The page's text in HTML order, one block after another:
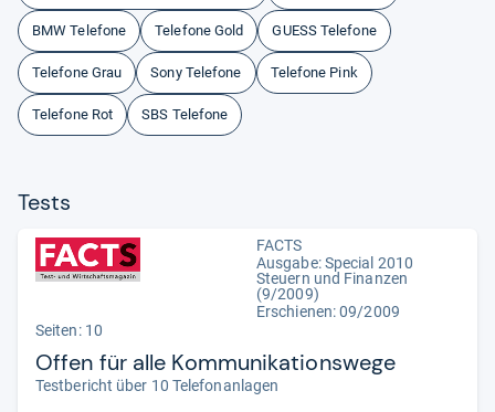
BMW Telefone Telefone Gold GUESS Telefone
Telefone Grau Sony Telefone Telefone Pink
Telefone Rot SBS Telefone
Tests
FACTS
Ausgabe: Special 2010
Steuern und Finanzen
(9/2009)
Erschienen: 09/2009
Seiten: 10
Offen für alle Kommunikationswege
Testbericht über 10 Telefonanlagen